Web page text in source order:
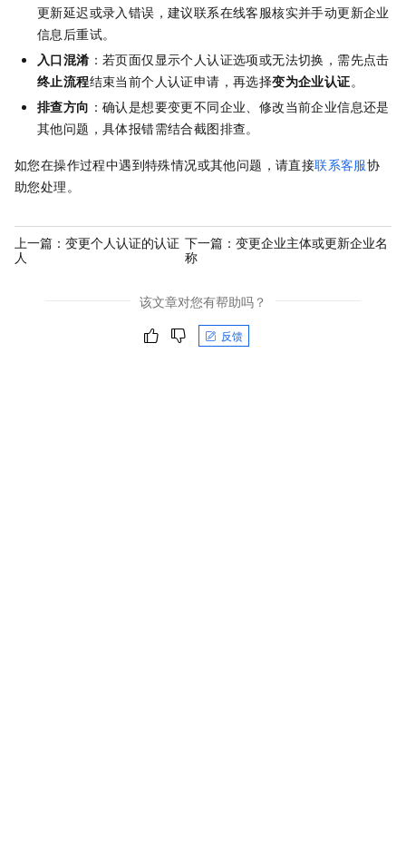
更新延迟或录入错误，建议联系在线客服核实并手动更新企业
信息后重试。
入口混淆 ：若页面仅显示个人认证选项或无法切换，需先点击
终止流程结束当前个人认证申请，再选择变为企业认证。
排查方向 ：确认是想要变更不同企业、修改当前企业信息还是
其他问题，具体报错需结合截图排查。
如您在操作过程中遇到特殊情况或其他问题，请直接联系客服协
助您处理。
上一篇： 变更个人认证的认证
人
下一篇： 变更企业主体或更新企业名
称
该文章对您有帮助吗？
反馈